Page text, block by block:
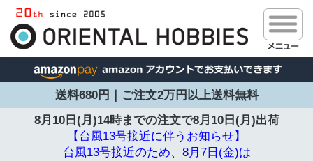
送料680円｜ご注文2万円以上送料無料
8月10日(月)14時までの注文で8月10日(月)出荷
【台風13号接近に伴うお知らせ】
台風13号接近のため、8月7日(金)は